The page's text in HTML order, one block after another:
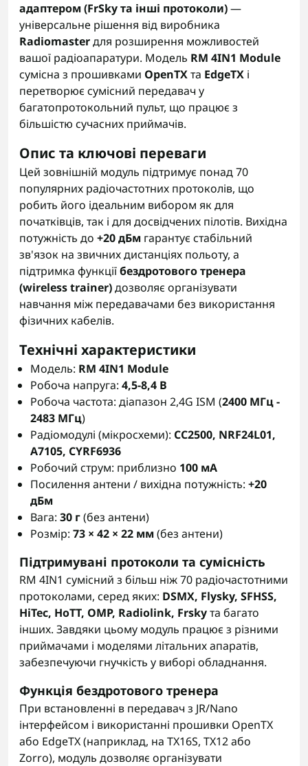
адаптером (FrSky та інші протоколи)—
універсальне рішення від виробника
Radiomasterдля розширення можливостей
вашої радіоапаратури. Модель RM 4IN1 Module
сумісна з прошивками OpenTXта EdgeTX і
перетворює сумісний передавач у
багатопротокольний пульт, що працює з
більшістю сучасних приймачів.
Опис та ключові переваги
Цей зовнішній модуль підтримує понад 70
популярних радіочастотних протоколів, що
робить його ідеальним вибором як для
початківців, так і для досвідчених пілотів. Вихідна
потужність до +20 дБм гарантує стабільний
зв'язок на звичних дистанціях польоту, а
підтримка функціїбездротового тренера
(wireless trainer)дозволяє організувати
навчання між передавачами без використання
фізичних кабелів.
Технічні характеристики
Модель: RM 4IN1 Module
Робоча напруга: 4,5-8,4 В
Робоча частота: діапазон 2,4G ISM (2400 МГц -
2483 МГц)
Радіомодулі (мікросхеми): CC2500, NRF24L01,
A7105, CYRF6936
Робочий струм: приблизно 100 мА
Посилення антени / вихідна потужність: +20
дБм
Вага: 30 г(без антени)
Розмір: 73 × 42 × 22 мм(без антени)
Підтримувані протоколи та сумісність
RM 4IN1 сумісний з більш ніж 70 радіочастотними
протоколами, серед яких: DSMX, Flysky, SFHSS,
HiTec, HoTT, OMP, Radiolink, Frskyта багато
інших. Завдяки цьому модуль працює з різними
приймачами і моделями літальних апаратів,
забезпечуючи гнучкість у виборі обладнання.
Функція бездротового тренера
При встановленні в передавач з JR/Nano
інтерфейсом і використанні прошивки OpenTX
або EdgeTX (наприклад, на TX16S, TX12 або
Zorro), модуль дозволяє організувати